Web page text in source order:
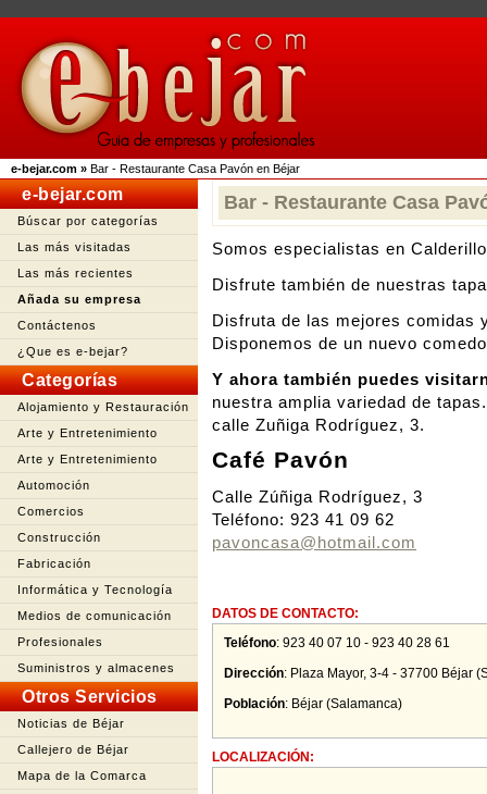
e-bejar.com » Bar - Restaurante Casa Pavón en Béjar
e-bejar.com
Búscar por categorías
Las más visitadas
Las más recientes
Añada su empresa
Contáctenos
¿Que es e-bejar?
Categorías
Alojamiento y Restauración
Arte y Entretenimiento
Arte y Entretenimiento
Automoción
Comercios
Construcción
Fabricación
Informática y Tecnología
Medios de comunicación
Profesionales
Suministros y almacenes
Otros Servicios
Noticias de Béjar
Callejero de Béjar
Mapa de la Comarca
Bar - Restaurante Casa
Somos especialistas en
Disfrute también de nuestras
Disfruta de las mejores comidas
Disponemos de un nuevo
Y ahora también puedes
nuestra amplia variedad de
calle Zuñiga Rodríguez, 3.
Café Pavón
Calle Zúñiga Rodríguez, 3
Teléfono: 923 41 09 62
pavoncasa@hotmail.com
DATOS DE CONTACTO:
Teléfono: 923 40 07 10 - 923 40 28 61
Dirección: Plaza Mayor, 3-4 - 37700 Béjar
Población: Béjar (Salamanca)
LOCALIZACIÓN: